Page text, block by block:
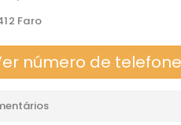
Faro
número de telefone